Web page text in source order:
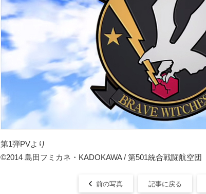
第1弾PVより
©2014 島田フミカネ・KADOKAWA / 第501統合戦闘航空団
前の写真 記事に戻る